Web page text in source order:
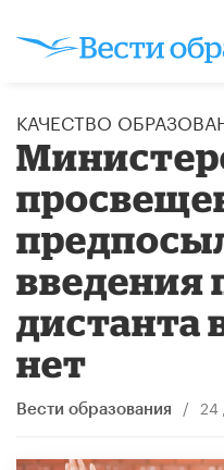
КАЧЕСТВО
введения
дистанта
нет
Вести образования / 24